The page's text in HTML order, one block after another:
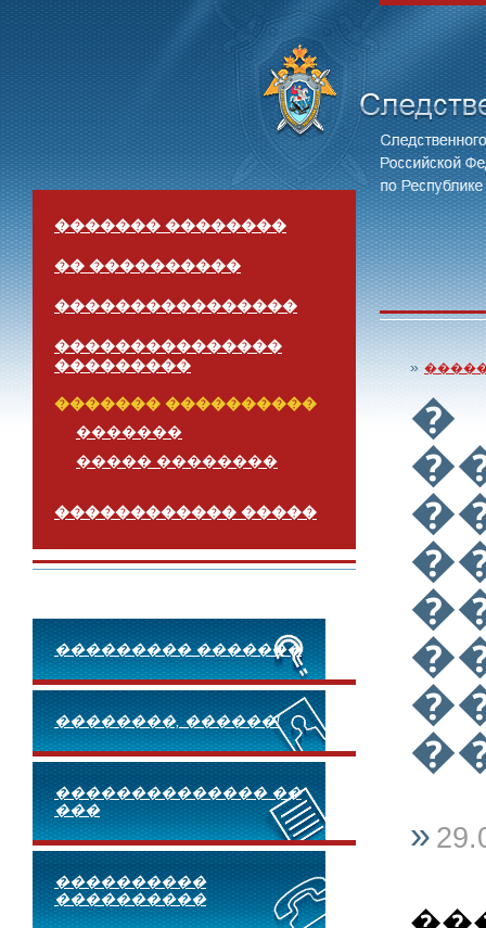
������� ��������
�� ����������
����������������
���������������
���������
������� ����������
�������
����� ��������
������������ �����
��������� �������
��������, ������!
�������������� ��
���
����������
����������
»
�
»